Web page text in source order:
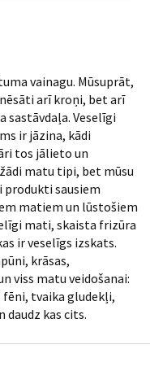
vainagu. Mūsuprāt,
arī kroņi, bet arī
sastāvdaļa. Veselīgi
ir jāzina, kādi
tos jālieto un
matu tipi, bet mūsu
sausiem
matiem un lūstošiem
mati, skaista frizūra
ir veselīgs izskats.
krāsas,
viss matu veidošanai:
tvaika gludekļi,
daudz kas cits.